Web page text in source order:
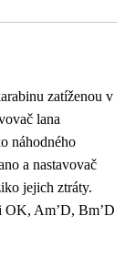
zatíženou v
lana
náhodného
a nastavovač
jejich ztráty.
Am’D, Bm’D